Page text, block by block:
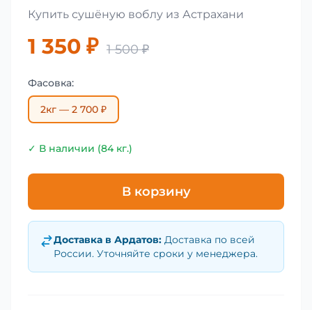
Купить сушёную воблу из Астрахани
1 350 ₽ 1 500 ₽
Фасовка:
2кг — 2 700 ₽
✓ В наличии (84 кг.)
В корзину
Доставка в Ардатов: Доставка по всей
России. Уточняйте сроки у менеджера.